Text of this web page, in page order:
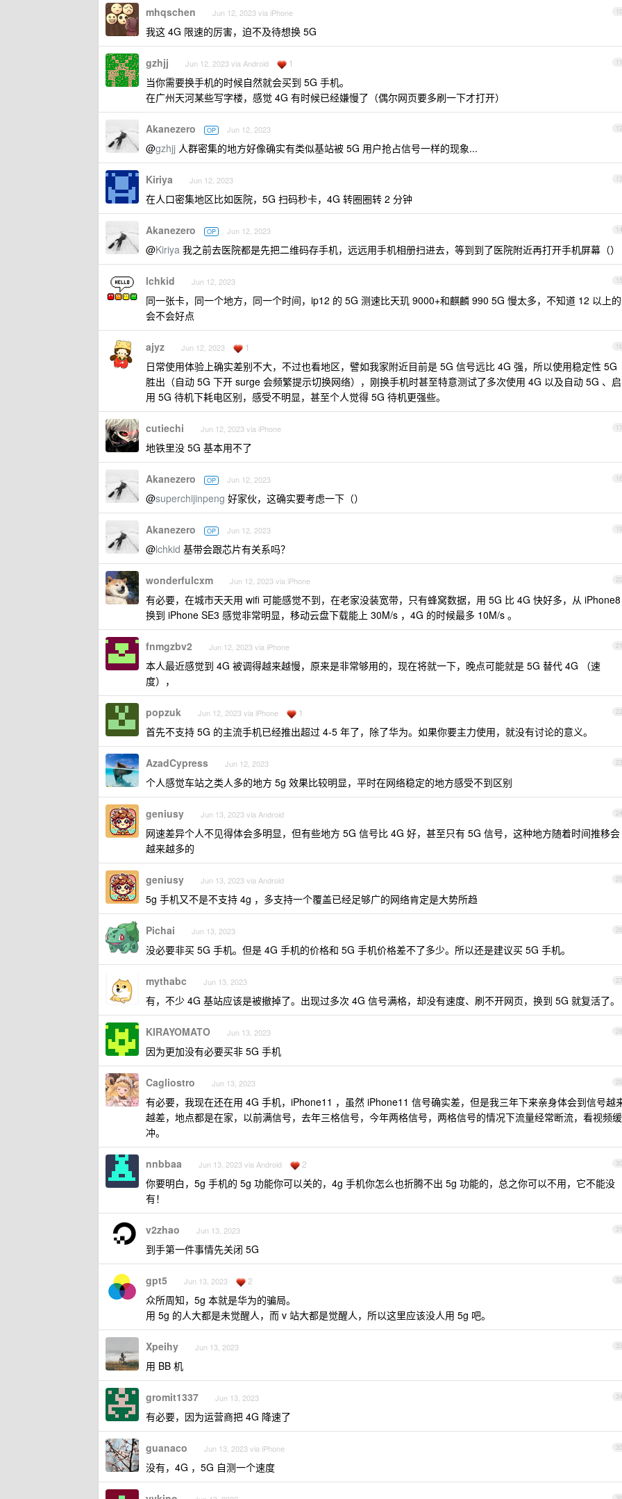
10
mhqschen Jun 12, 2023 via iPhone
我这 4G 限速的厉害，迫不及待想换 5G
11
gzhjj Jun 12, 2023 via Android 1
当你需要换手机的时候自然就会买到 5G 手机。
在广州天河某些写字楼，感觉 4G 有时候已经嫌慢了（偶尔网页要多刷一下才打开）
12
Akanezero OP Jun 12, 2023
@gzhjj 人群密集的地方好像确实有类似基站被 5G 用户抢占信号一样的现象...
13
Kiriya Jun 12, 2023
在人口密集地区比如医院，5G 扫码秒卡，4G 转圈圈转 2 分钟
14
Akanezero OP Jun 12, 2023
@Kiriya 我之前去医院都是先把二维码存手机，远远用手机相册扫进去，等到到了医院附近再打开手机屏幕（）
15
lchkid Jun 12, 2023
同一张卡，同一个地方，同一个时间，ip12 的 5G 测速比天玑 9000+和麒麟 990 5G 慢太多，不知道 12 以上的
会不会好点
16
ajyz Jun 12, 2023 1
日常使用体验上确实差别不大，不过也看地区，譬如我家附近目前是 5G 信号远比 4G 强，所以使用稳定性 5G
胜出（自动 5G 下开 surge 会频繁提示切换网络），刚换手机时甚至特意测试了多次使用 4G 以及自动 5G 、启
用 5G 待机下耗电区别，感受不明显，甚至个人觉得 5G 待机更强些。
17
cutiechi Jun 12, 2023 via iPhone
地铁里没 5G 基本用不了
18
Akanezero OP Jun 12, 2023
@superchijinpeng 好家伙，这确实要考虑一下（）
19
Akanezero OP Jun 12, 2023
@lchkid 基带会跟芯片有关系吗？
20
wonderfulcxm Jun 12, 2023 via iPhone
有必要，在城市天天用 wifi 可能感觉不到，在老家没装宽带，只有蜂窝数据，用 5G 比 4G 快好多，从 iPhone8
换到 iPhone SE3 感觉非常明显，移动云盘下载能上 30M/s ，4G 的时候最多 10M/s 。
21
fnmgzbv2 Jun 12, 2023 via iPhone
本人最近感觉到 4G 被调得越来越慢，原来是非常够用的，现在将就一下，晚点可能就是 5G 替代 4G （速
度），
22
popzuk Jun 12, 2023 via iPhone 1
首先不支持 5G 的主流手机已经推出超过 4-5 年了，除了华为。如果你要主力使用，就没有讨论的意义。
23
AzadCypress Jun 12, 2023
个人感觉车站之类人多的地方 5g 效果比较明显，平时在网络稳定的地方感受不到区别
24
geniusy Jun 13, 2023 via Android
网速差异个人不见得体会多明显，但有些地方 5G 信号比 4G 好，甚至只有 5G 信号，这种地方随着时间推移会
越来越多的
25
geniusy Jun 13, 2023 via Android
5g 手机又不是不支持 4g ，多支持一个覆盖已经足够广的网络肯定是大势所趋
26
Pichai Jun 13, 2023
没必要非买 5G 手机。但是 4G 手机的价格和 5G 手机价格差不了多少。所以还是建议买 5G 手机。
27
mythabc Jun 13, 2023
有，不少 4G 基站应该是被撤掉了。出现过多次 4G 信号满格，却没有速度、刷不开网页，换到 5G 就复活了。
28
KIRAYOMATO Jun 13, 2023
因为更加没有必要买非 5G 手机
29
Cagliostro Jun 13, 2023
有必要，我现在还在用 4G 手机，iPhone11 ，虽然 iPhone11 信号确实差，但是我三年下来亲身体会到信号越
越差，地点都是在家，以前满信号，去年三格信号，今年两格信号，两格信号的情况下流量经常断流，看视频缓
冲。
30
nnbbaa Jun 13, 2023 via Android 2
你要明白，5g 手机的 5g 功能你可以关的，4g 手机你怎么也折腾不出 5g 功能的，总之你可以不用，它不能没
有！
31
v2zhao Jun 13, 2023
到手第一件事情先关闭 5G
32
gpt5 Jun 13, 2023 2
众所周知，5g 本就是华为的骗局。
用 5g 的人大都是未觉醒人，而 v 站大都是觉醒人，所以这里应该没人用 5g 吧。
33
Xpeihy Jun 13, 2023
用 BB 机
34
gromit1337 Jun 13, 2023
有必要，因为运营商把 4G 降速了
35
guanaco Jun 13, 2023 via iPhone
没有，4G ，5G 自测一个速度